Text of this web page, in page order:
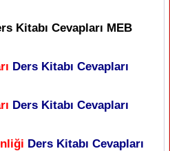
Kitabı Cevapları MEB
Ders Kitabı Cevapları
Ders Kitabı Cevapları
Ders Kitabı Cevapları